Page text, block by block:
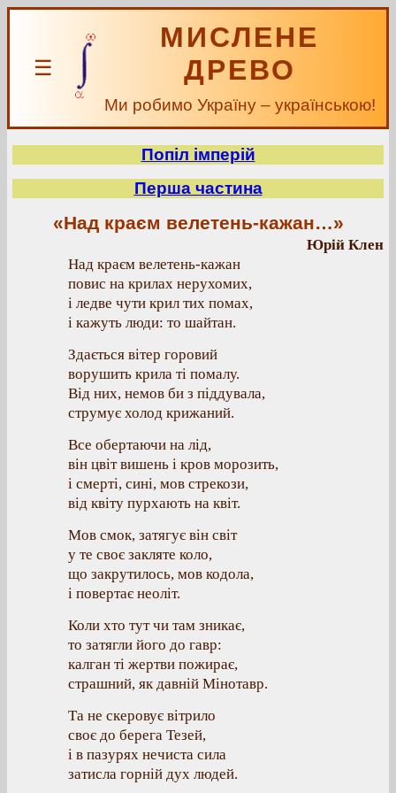
☰
МИСЛЕНЕ
ДРЕВО
Ми робимо Україну – українською!
Попіл імперій
Перша частина
«Над краєм велетень-кажан…»
Юрій Клен
Над краєм велетень-кажан
повис на крилах нерухомих,
і ледве чути крил тих помах,
і кажуть люди: то шайтан.
Здається вітер горовий
ворушить крила ті помалу.
Від них, немов би з піддувала,
струмує холод крижаний.
Все обертаючи на лід,
він цвіт вишень і кров морозить,
і смерті, сині, мов стрекози,
від квіту пурхають на квіт.
Мов смок, затягує він світ
у те своє закляте коло,
що закрутилось, мов кодола,
і повертає неоліт.
Коли хто тут чи там зникає,
то затягли його до гавр:
калган ті жертви пожирає,
страшний, як давній Мінотавр.
Та не скеровує вітрило
своє до берега Тезей,
і в пазурях нечиста сила
затисла горній дух людей.